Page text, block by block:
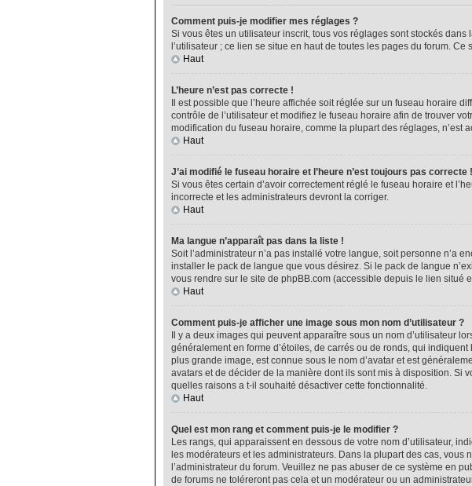
Comment puis-je modifier mes réglages ?
Si vous êtes un utilisateur inscrit, tous vos réglages sont stockés
l’utilisateur ; ce lien se situe en haut de toutes les pages du forum.
Haut
L’heure n’est pas correcte !
Il est possible que l’heure affichée soit réglée sur un fuseau horaire
contrôle de l’utilisateur et modifiez le fuseau horaire afin de trouver
modification du fuseau horaire, comme la plupart des réglages, n’est
Haut
J’ai modifié le fuseau horaire et l’heure n’est toujours pas correcte !
Si vous êtes certain d’avoir correctement réglé le fuseau horaire et
incorrecte et les administrateurs devront la corriger.
Haut
Ma langue n’apparaît pas dans la liste !
Soit l’administrateur n’a pas installé votre langue, soit personne n’a
installer le pack de langue que vous désirez. Si le pack de langue
vous rendre sur le site de phpBB.com (accessible depuis le lien situé
Haut
Comment puis-je afficher une image sous mon nom d’utilisateur ?
Il y a deux images qui peuvent apparaître sous un nom d’utilisateur
généralement en forme d’étoiles, de carrés ou de ronds, qui
plus grande image, est connue sous le nom d’avatar et est
avatars et de décider de la manière dont ils sont mis à disposition. Si
quelles raisons a t-il souhaité désactiver cette fonctionnalité.
Haut
Quel est mon rang et comment puis-je le modifier ?
Les rangs, qui apparaissent en dessous de votre nom d’utilisateur,
les modérateurs et les administrateurs. Dans la plupart des cas,
l’administrateur du forum. Veuillez ne pas abuser de ce système en
de forums ne toléreront pas cela et un modérateur ou un